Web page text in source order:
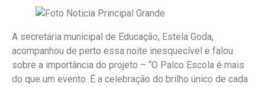
A secretária municipal de Educação, Estela Goda,
acompanhou de perto essa noite inesquecível e falou
sobre a importância do projeto – “O Palco Escola é mais
do que um evento. É a celebração do brilho único de cada